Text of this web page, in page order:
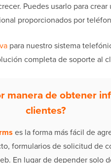
Puedes usarlo para
proporcionados por
para nuestro sistema
completa de soporte al
manera de obtener
clientes?
es la forma más fácil de
formularios de solicitud de
En lugar de depender solo